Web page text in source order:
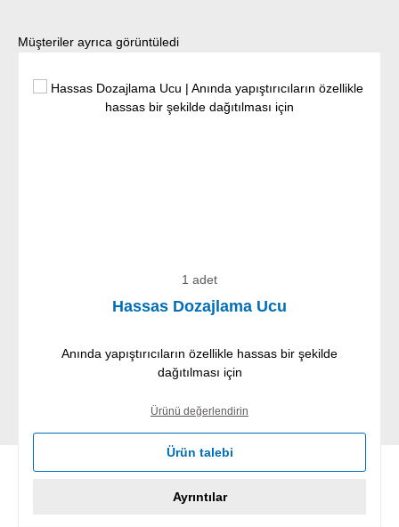
Ürün galerisini atla
Müşteriler ayrıca görüntüledi
1 adet
Hassas Dozajlama Ucu
Anında yapıştırıcıların özellikle hassas bir şekilde
dağıtılması için
Ürünü değerlendirin
Ürün talebi
Ayrıntılar